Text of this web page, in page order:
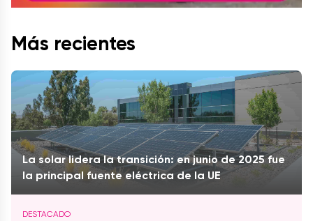
Más recientes
La solar lidera la transición: en junio de 2025 fue
la principal fuente eléctrica de la UE